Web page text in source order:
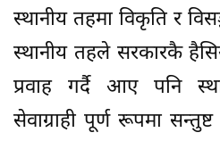
स्थानीय तहमा विकृति र
स्थानीय तहले सरकारकै
प्रवाह गर्दै आए पनि
सेवाग्राही पूर्ण रूपमा